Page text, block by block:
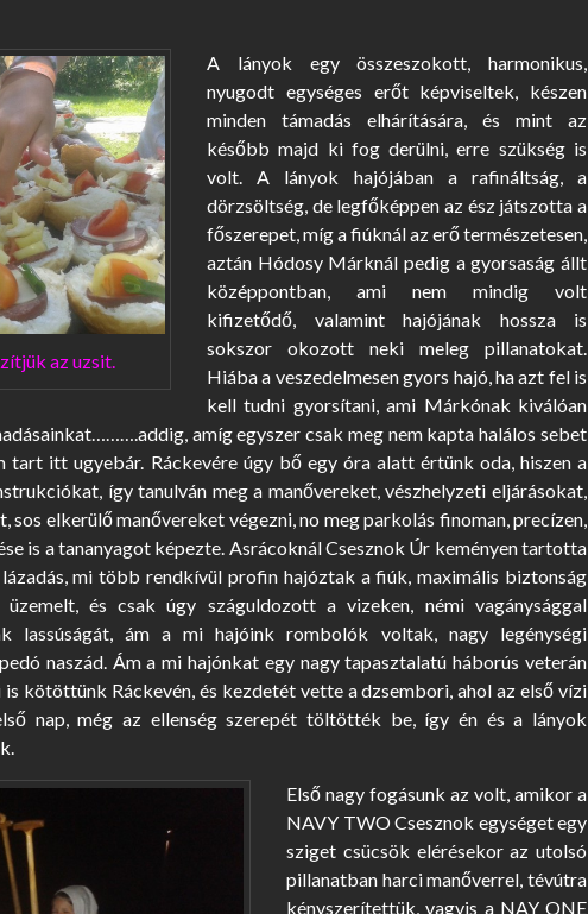
az uzsit.
A lányok egy összeszokott, harmonikus,
nyugodt egységes erőt képviseltek, készen
minden támadás elhárítására, és mint az
később majd ki fog derülni, erre szükség is
volt. A lányok hajójában a rafináltság, a
dörzsöltség, de legfőképpen az ész játszotta a
főszerepet, míg a fiúknál az erő természetesen,
aztán Hódosy Márknál pedig a gyorsaság állt
középpontban, ami nem mindig volt
kifizetődő, valamint hajójának hossza is
sokszor okozott neki meleg pillanatokat.
Hiába a veszedelmesen gyors hajó, ha azt fel is
kell tudni gyorsítani, ami Márkónak kiválóan
amíg egyszer csak meg nem kapta halálos sebet
itt ugyebár. Ráckevére úgy bő egy óra alatt értünk oda, hiszen a
így tanulván meg a manővereket, vészhelyzeti eljárásokat,
elkerülő manővereket végezni, no meg parkolás finoman, precízen,
is a tananyagot képezte. Asrácoknál Csesznok Úr keményen tartotta
mi több rendkívül profin hajóztak a fiúk, maximális biztonság
és csak úgy száguldozott a vizeken, némi vagánysággal
lassúságát, ám a mi hajóink rombolók voltak, nagy legénységi
naszád. Ám a mi hajónkat egy nagy tapasztalatú háborús veterán
kötöttünk Ráckevén, és kezdetét vette a dzsembori, ahol az első vízi
nap, még az ellenség szerepét töltötték be, így én és a lányok
Első nagy fogásunk az volt, amikor a
NAVY TWO Csesznok egységet egy
sziget csücsök elérésekor az utolsó
pillanatban harci manőverrel, tévútra
kényszerítettük, vagyis a NAY ONE